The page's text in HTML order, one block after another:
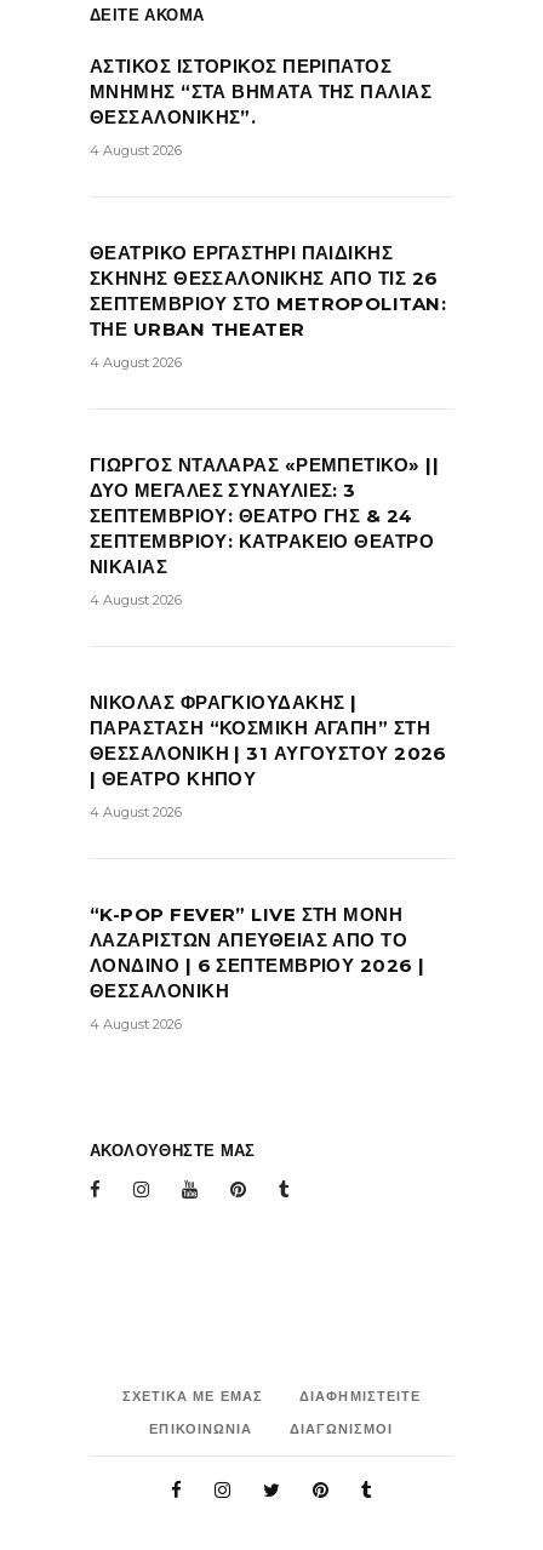
ΔΕΙΤΕ ΑΚΟΜΑ
ΑΣΤΙΚΟΣ ΙΣΤΟΡΙΚΟΣ ΠΕΡΙΠΑΤΟΣ
ΜΝΗΜΗΣ “ΣΤΑ ΒΗΜΑΤΑ ΤΗΣ ΠΑΛΙΑΣ
ΘΕΣΣΑΛΟΝΙΚΗΣ”.
4 August 2026
ΘΕΑΤΡΙΚΟ ΕΡΓΑΣΤΗΡΙ ΠΑΙΔΙΚΗΣ
ΣΚΗΝΗΣ ΘΕΣΣΑΛΟΝΙΚΗΣ ΑΠΟ ΤΙΣ 26
ΣΕΠΤΕΜΒΡΙΟΥ ΣΤΟ METROPOLITAN:
ΤΗΕ URBAN THEATER
4 August 2026
ΓΙΩΡΓΟΣ ΝΤΑΛΑΡΑΣ «ΡΕΜΠΕΤΙΚΟ» ||
ΔΥΟ ΜΕΓΑΛΕΣ ΣΥΝΑΥΛΙΕΣ: 3
ΣΕΠΤΕΜΒΡΙΟΥ: ΘΕΑΤΡΟ ΓΗΣ & 24
ΣΕΠΤΕΜΒΡΙΟΥ: ΚΑΤΡΑΚΕΙΟ ΘΕΑΤΡΟ
ΝΙΚΑΙΑΣ
4 August 2026
ΝΙΚΟΛΑΣ ΦΡΑΓΚΙΟΥΔΑΚΗΣ |
ΠΑΡΑΣΤΑΣΗ “ΚΟΣΜΙΚΗ ΑΓΑΠΗ” ΣΤΗ
ΘΕΣΣΑΛΟΝΙΚΗ | 31 ΑΥΓΟΥΣΤΟΥ 2026
| ΘΕΑΤΡΟ ΚΗΠΟΥ
4 August 2026
“K-POP FEVER” LIVE ΣΤΗ ΜΟΝΗ
ΛΑΖΑΡΙΣΤΩΝ ΑΠΕΥΘΕΙΑΣ ΑΠΟ ΤΟ
ΛΟΝΔΙΝΟ | 6 ΣΕΠΤΕΜΒΡΙΟΥ 2026 |
ΘΕΣΣΑΛΟΝΙΚΗ
4 August 2026
ΑΚΟΛΟΥΘΗΣΤΕ ΜΑΣ
ΣΧΕΤΙΚΑ ΜΕ ΕΜΑΣ
ΔΙΑΦΗΜΙΣΤΕΙΤΕ
ΕΠΙΚΟΙΝΩΝΙΑ
ΔΙΑΓΩΝΙΣΜΟΙ